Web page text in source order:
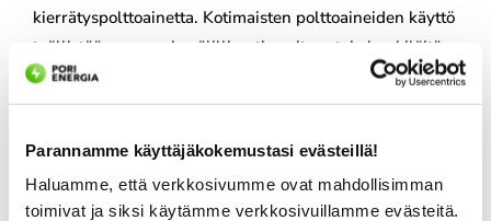
Parannamme käyttäjäkokemustasi evästeillä!
Haluamme, että verkkosivumme ovat mahdollisimman
toimivat ja siksi käytämme verkkosivuillamme evästeitä.
kierrätyspolttoainetta. Kotimaisten polttoaineiden käyttö
työllistää suoraan ja välillisesti useita satoja henkilöitä
Satakunnan alueella.
Lisätiedot